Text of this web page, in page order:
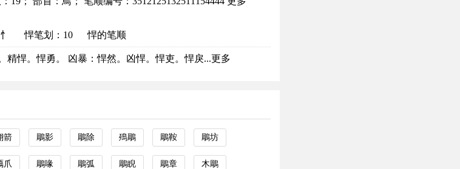
悍笔划：10 悍的笔顺
精悍。悍勇。 凶暴：悍然。凶悍。悍吏。悍戾...更多
箭 鵰影 鵰除 殦鵰 鵰鞍 鵰坊
爪 鵰喙 鵰弧 鵰睨 鵰章 木鵰